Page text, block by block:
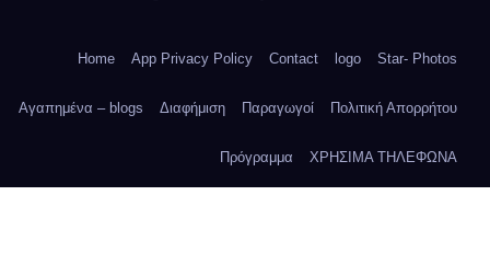
Home App Privacy Policy Contact logo Star- Photos
Αγαπημένα – blogs Διαφήμιση Παραγωγοί Πολιτική Απορρήτου
Πρόγραμμα ΧΡΗΣΙΜΑ ΤΗΛΕΦΩΝΑ